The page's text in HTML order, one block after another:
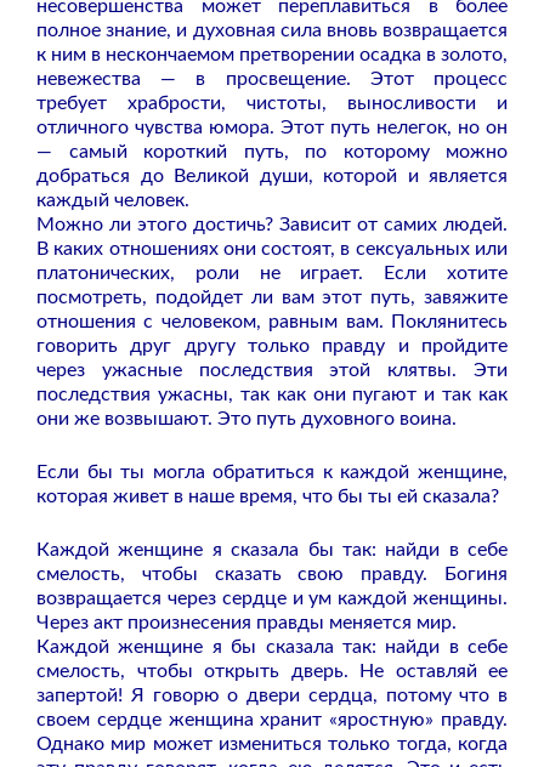
несовершенства может переплавиться в более
полное знание, и духовная сила вновь возвращается
к ним в нескончаемом претворении осадка в золото,
невежества — в просвещение. Этот процесс
требует храбрости, чистоты, выносливости и
отличного чувства юмора. Этот путь нелегок, но он
— самый короткий путь, по которому можно
добраться до Великой души, которой и является
каждый человек.
Можно ли этого достичь? Зависит от самих людей.
В каких отношениях они состоят, в сексуальных или
платонических, роли не играет. Если хотите
посмотреть, подойдет ли вам этот путь, завяжите
отношения с человеком, равным вам. Поклянитесь
говорить друг другу только правду и пройдите
через ужасные последствия этой клятвы. Эти
последствия ужасны, так как они пугают и так как
они же возвышают. Это путь духовного воина.
Если бы ты могла обратиться к каждой женщине,
которая живет в наше время, что бы ты ей сказала?
Каждой женщине я сказала бы так: найди в себе
смелость, чтобы сказать свою правду. Богиня
возвращается через сердце и ум каждой женщины.
Через акт произнесения правды меняется мир.
Каждой женщине я бы сказала так: найди в себе
смелость, чтобы открыть дверь. Не оставляй ее
запертой! Я говорю о двери сердца, потому что в
своем сердце женщина хранит «яростную» правду.
Однако мир может измениться только тогда, когда